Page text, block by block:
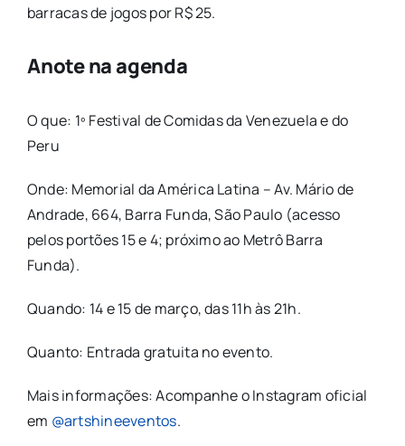
barracas de jogos por R$ 25.
Anote na agenda
O que: 1º Festival de Comidas da Venezuela e do
Peru
Onde: Memorial da América Latina – Av. Mário de
Andrade, 664, Barra Funda, São Paulo (acesso
pelos portões 15 e 4; próximo ao Metrô Barra
Funda).
Quando: 14 e 15 de março, das 11h às 21h.
Quanto: Entrada gratuita no evento.
Mais informações: Acompanhe o Instagram oficial
em @artshineeventos.